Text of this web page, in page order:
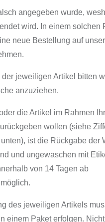
angegeben wurde,
wird. In einem solchen
neue Bestellung auf
der jeweiligen Artikel bitten
anzuziehen.
die Artikel im Rahmen
wollen (siehe
unten), ist die Rückgabe der
und ungewaschen mit
von 14 Tagen ab
des jeweiligen Artikels
einem Paket erfolgen. Nicht